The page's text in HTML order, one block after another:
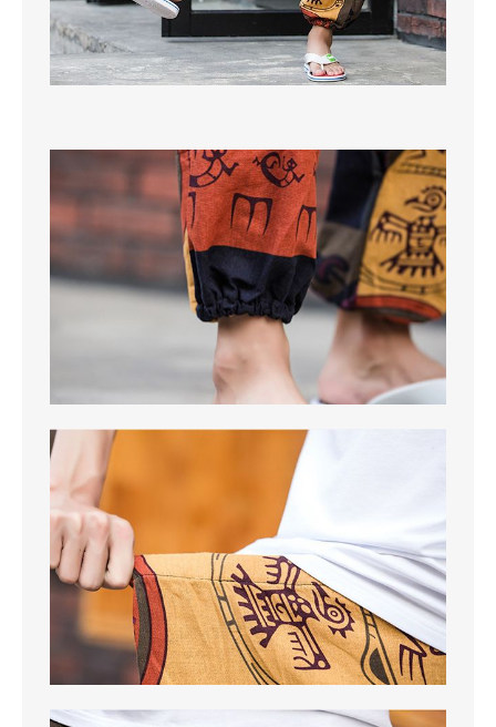
BAMBINO
CARNEVALE
COMPLETI
GIACCHE E CAPPOTTI
MAGLIETTE
TUTE E FELPE
UOMO
CAMICIE
CARNEVALE
FELPE